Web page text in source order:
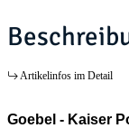
Artikelinfos im Detail
Goebel - Kaiser